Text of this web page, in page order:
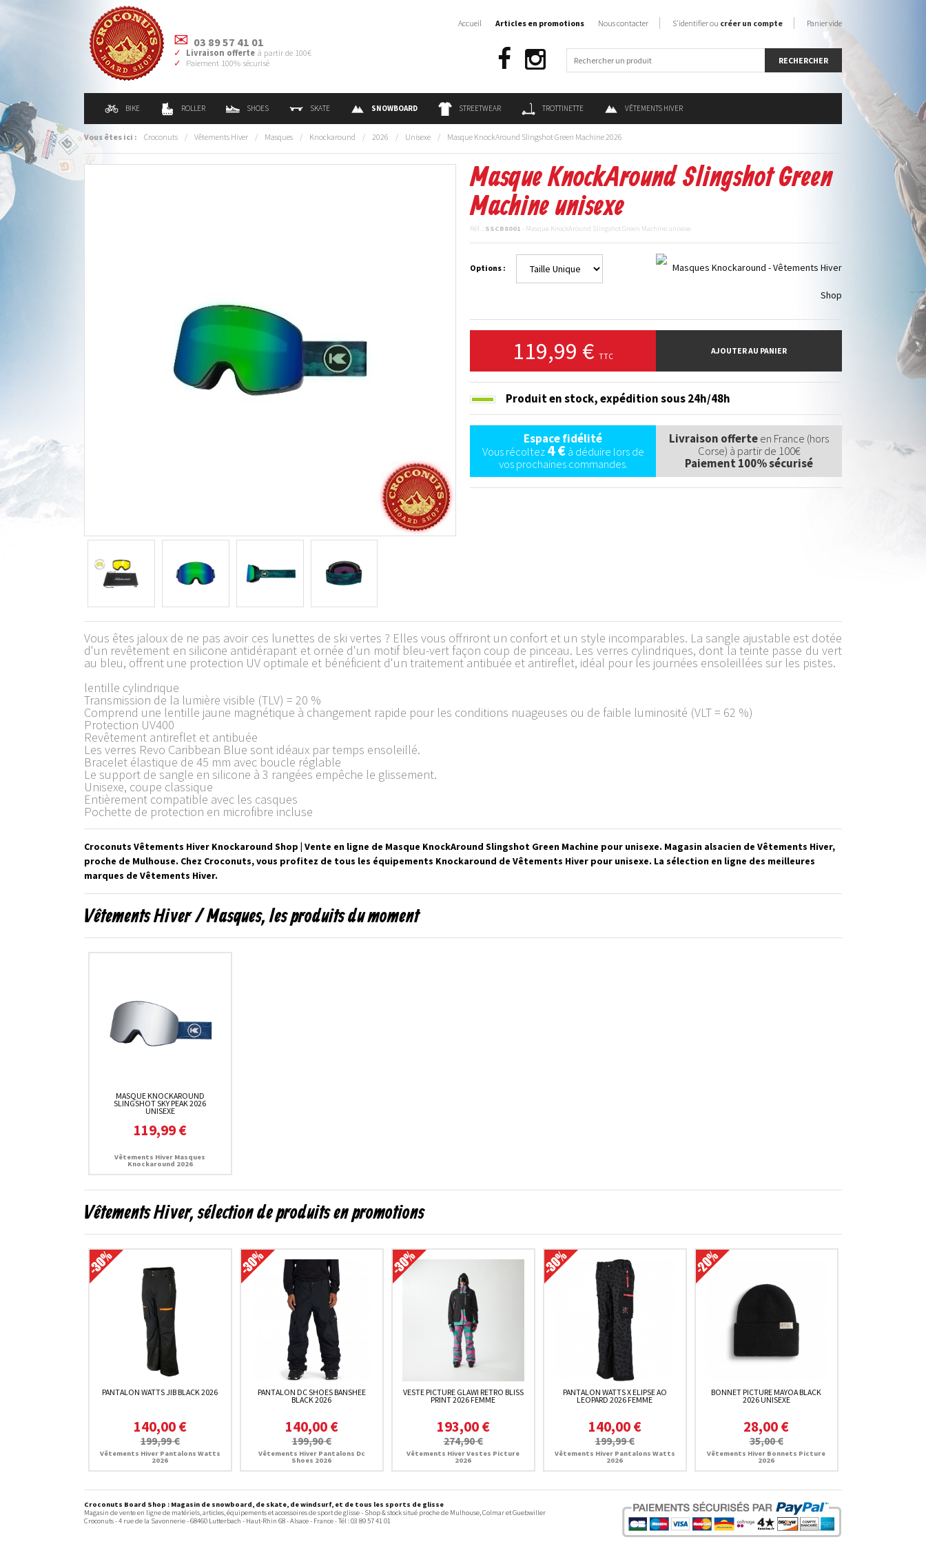
03 89 57 41 01
Livraison offerte à partir de 100€
Paiement 100% sécurisé
BIKE ROLLER SHOES SKATE SNOWBOARD STREETWEAR TROTTINETTE VÊTEMENTS HIVER
Accueil Articles en promotions Nous contacter S'identifier ou créer un compte Panier vide
Vous êtes ici : Croconuts / Vêtements Hiver / Masques / Knockaround / 2026 / Unisexe / Masque KnockAround Slingshot Green Machine 2026
Masque KnockAround Slingshot Green
Machine unisexe
Réf. : SSCB8001 - Masque KnockAround Slingshot Green Machine unisexe
Options :
119,99 € TTC
AJOUTER AU PANIER
Produit en stock,expédition sous 24h/48h
Espace fidélité
Vous récoltez4 €à déduire lors de
vos prochaines commandes.
Livraison offerteen France (hors
Corse) à partir de 100€
Paiement 100% sécurisé
Vous êtes jaloux de ne pas avoir ces lunettes de ski vertes ? Elles vous offriront un confort et un style incomparables. La sangle ajustable est dotée
d'un revêtement en silicone antidérapant et ornée d'un motif bleu-vert façon coup de pinceau. Les verres cylindriques, dont la teinte passe du vert
au bleu, offrent une protection UV optimale et bénéficient d'un traitement antibuée et antireflet, idéal pour les journées ensoleillées sur les pistes.
lentille cylindrique
Transmission de la lumière visible (TLV) = 20 %
Comprend une lentille jaune magnétique à changement rapide pour les conditions nuageuses ou de faible luminosité (VLT = 62 %)
Protection UV400
Revêtement antireflet et antibuée
Les verres Revo Caribbean Blue sont idéaux par temps ensoleillé.
Bracelet élastique de 45 mm avec boucle réglable
Le support de sangle en silicone à 3 rangées empêche le glissement.
Unisexe, coupe classique
Entièrement compatible avec les casques
Pochette de protection en microfibre incluse
Croconuts Vêtements Hiver Knockaround Shop | Vente en ligne de Masque KnockAround Slingshot Green Machine pour unisexe. Magasin alsacien de Vêtements Hiver,
proche de Mulhouse. Chez Croconuts, vous profitez de tous les équipements Knockaround de Vêtements Hiver pour unisexe. La sélection en ligne des meilleures
marques de Vêtements Hiver.
Vêtements Hiver / Masques, les produits du moment
MASQUE KNOCKAROUND
SLINGSHOT SKY PEAK 2026
UNISEXE
119,99 €
Vêtements Hiver Masques
Knockaround 2026
Vêtements Hiver, sélection de produits en promotions
PANTALON WATTS JIB BLACK 2026
140,00 €
199,99 €
Vêtements Hiver Pantalons Watts
2026
PANTALON DC SHOES BANSHEE
BLACK 2026
140,00 €
199,90 €
Vêtements Hiver Pantalons Dc
Shoes 2026
VESTE PICTURE GLAWI RETRO BLISS
PRINT 2026 FEMME
193,00 €
274,90 €
Vêtements Hiver Vestes Picture
2026
PANTALON WATTS X ELIPSE AO
LEOPARD 2026 FEMME
140,00 €
199,99 €
Vêtements Hiver Pantalons Watts
2026
BONNET PICTURE MAYOA BLACK
2026 UNISEXE
28,00 €
35,00 €
Vêtements Hiver Bonnets Picture
2026
Croconuts Board Shop : Magasin de snowboard, de skate, de windsurf, et de tous les sports de glisse
Magasin de vente en ligne de matériels, articles, équipements et accessoires de sport de glisse - Shop & stock situé proche de Mulhouse, Colmar et Guebwiller
Croconuts -4 rue de la Savonnerie-68460 Lutterbach - Haut-Rhin 68 -Alsace- France- Tél :03 89 57 41 01